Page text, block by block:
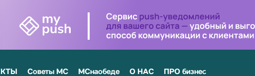
Советы МС МСнаобеде О НАС ПРО бизнес